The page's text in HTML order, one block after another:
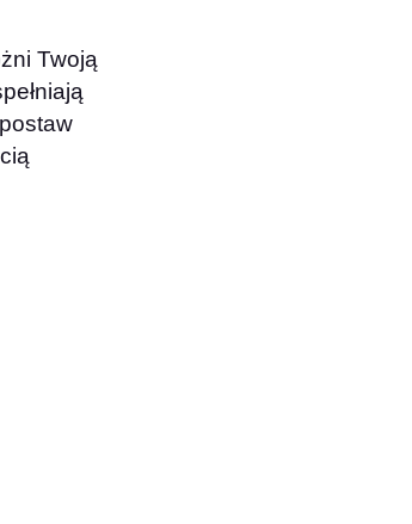
Twoją